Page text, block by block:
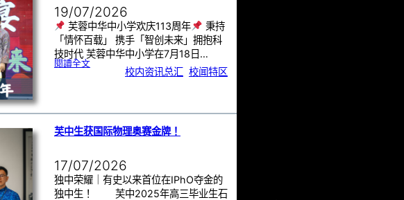
书
画
展
开
幕
19/07/2026
芙蓉中华中小学欢庆113周年
秉持
「情怀百载」 携手「智创未来」拥抱科
技时代 芙蓉中华中小学在7月18日…
閱讀全文:芙
1
1
周
年
校内资讯总汇 校闻特区
芙中生获国际物理奥赛金牌！
17/07/2026
独中荣耀｜有史以来首位在IPhO夺金的
独中生！ 芙中2025年高三毕业生石